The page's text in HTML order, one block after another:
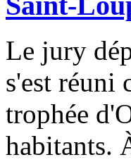
Le jury
s'est réuni
trophée
habitants.